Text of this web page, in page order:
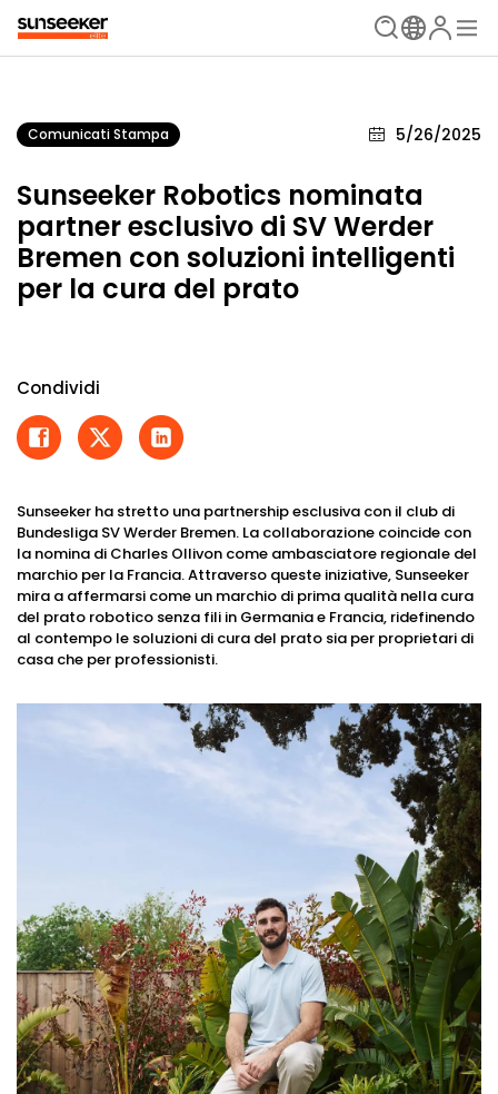
Comunicati Stampa 5/26/2025
Sunseeker Robotics nominata
partner esclusivo di SV Werder
Bremen con soluzioni intelligenti
per la cura del prato
Condividi
Sunseeker ha stretto una partnership esclusiva con il club di
Bundesliga SV Werder Bremen. La collaborazione coincide con
la nomina di Charles Ollivon come ambasciatore regionale del
marchio per la Francia. Attraverso queste iniziative, Sunseeker
mira a affermarsi come un marchio di prima qualità nella cura
del prato robotico senza fili in Germania e Francia, ridefinendo
al contempo le soluzioni di cura del prato sia per proprietari di
casa che per professionisti.